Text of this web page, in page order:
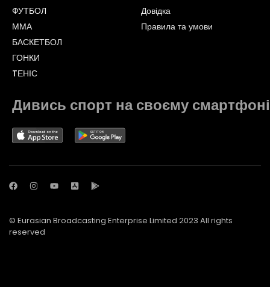
ФУТБОЛ
ММА
БАСКЕТБОЛ
ГОНКИ
TЕНІС
Довідка
Правила та умови
Дивись спорт на своєму смартфоні
© Eurasian Broadcasting Enterprise Limited 2023 All rights
reserved